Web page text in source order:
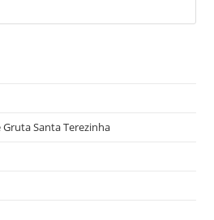
Santa Terezinha